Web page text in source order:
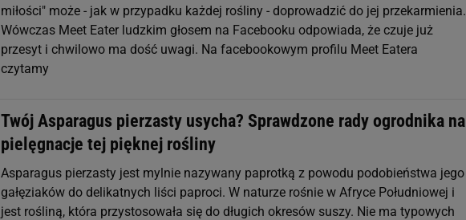
miłości" może - jak w przypadku każdej rośliny - doprowadzić do jej przekarmienia.
Wówczas Meet Eater ludzkim głosem na Facebooku odpowiada, że czuje już
przesyt i chwilowo ma dość uwagi. Na facebookowym profilu Meet Eatera
czytamy
Twój Asparagus pierzasty usycha? Sprawdzone rady ogrodnika na
pielęgnacje tej pięknej rośliny
Asparagus pierzasty jest mylnie nazywany paprotką z powodu podobieństwa jego
gałęziaków do delikatnych liści paproci. W naturze rośnie w Afryce Południowej i
jest rośliną, która przystosowała się do długich okresów suszy. Nie ma typowych